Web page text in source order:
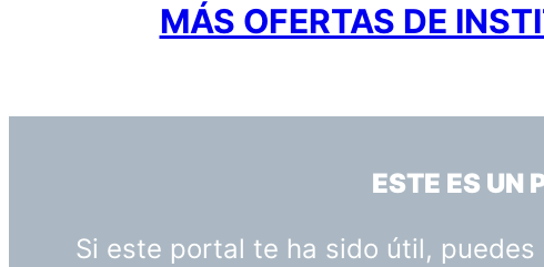
MÁS OFERTAS DE
ESTE ES UN
Si este portal te ha sido útil,